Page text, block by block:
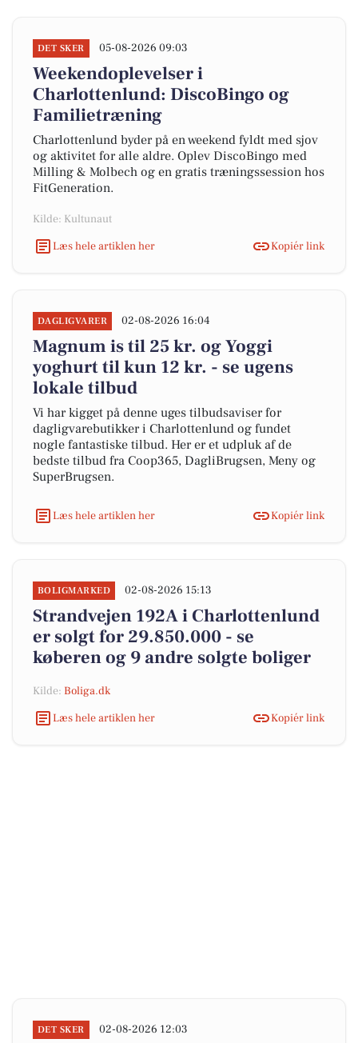
DET SKER 05-08-2026 09:03
Weekendoplevelser i
Charlottenlund: DiscoBingo og
Familietræning
Charlottenlund byder på en weekend fyldt med sjov
og aktivitet for alle aldre. Oplev DiscoBingo med
Milling & Molbech og en gratis træningssession hos
FitGeneration.
Kilde: Kultunaut
Læs hele artiklen her
Kopiér link
DAGLIGVARER 02-08-2026 16:04
Magnum is til 25 kr. og Yoggi
yoghurt til kun 12 kr. - se ugens
lokale tilbud
Vi har kigget på denne uges tilbudsaviser for
dagligvarebutikker i Charlottenlund og fundet
nogle fantastiske tilbud. Her er et udpluk af de
bedste tilbud fra Coop365, DagliBrugsen, Meny og
SuperBrugsen.
Læs hele artiklen her Kopiér link
BOLIGMARKED 02-08-2026 15:13
Strandvejen 192A i Charlottenlund
er solgt for 29.850.000 - se
køberen og 9 andre solgte boliger
Kilde: Boliga.dk
Læs hele artiklen her
Kopiér link
DET SKER 02-08-2026 12:03